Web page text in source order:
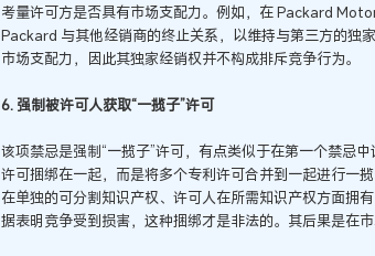
考量许可方是否具有市场支配力。例如，在 Packard
Packard 与其他经销商的终止关系，以维持与第三方的独
市场支配力，因此其独家经销权并不构成排斥竞争行为。
6. 强制被许可人获取“一揽子”许可
该项禁忌是强制“一揽子”许可，有点类似于在第一个禁忌
许可捆绑在一起，而是将多个专利许可合并到一起进行一
在单独的可分割知识产权、许可人在所需知识产权方面拥
据表明竞争受到损害，这种捆绑才是非法的。其后果是在市